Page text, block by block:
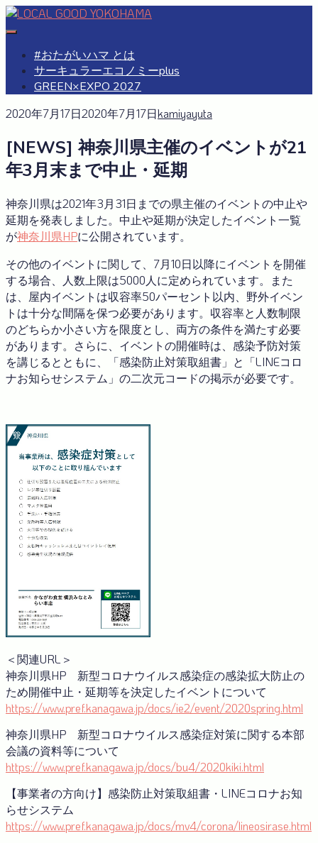
Skip
to
#おたがいハマ とは
サーキュラーエコノミーplus
GREEN×EXPO 2027
2020年7月17日2020年7月17日kamiyayuta
[NEWS] 神奈川県主催のイベントが21
年3月末まで中止・延期
神奈川県は2021年3月31日までの県主催のイベントの中止や
延期を発表しました。中止や延期が決定したイベント一覧
が神奈川県HPに公開されています。
その他のイベントに関して、7月10日以降にイベントを開催
する場合、人数上限は5000人に定められています。また
は、屋内イベントは収容率50パーセント以内、野外イベン
トは十分な間隔を保つ必要があります。収容率と人数制限
のどちらか小さい方を限度とし、両方の条件を満たす必要
があります。さらに、イベントの開催時は、感染予防対策
を講じるとともに、「感染防止対策取組書」と「LINEコロ
ナお知らせシステム」の二次元コードの掲示が必要です。
＜関連URL＞
神奈川県HP 新型コロナウイルス感染症の感染拡大防止の
ため開催中止・延期等を決定したイベントについて
https://www.pref.kanagawa.jp/docs/ie2/event/2020spring.html
神奈川県HP 新型コロナウイルス感染症対策に関する本部
会議の資料等について
https://www.pref.kanagawa.jp/docs/bu4/2020kiki.html
【事業者の方向け】感染防止対策取組書・LINEコロナお知
らせシステム
https://www.pref.kanagawa.jp/docs/mv4/corona/lineosirase.html